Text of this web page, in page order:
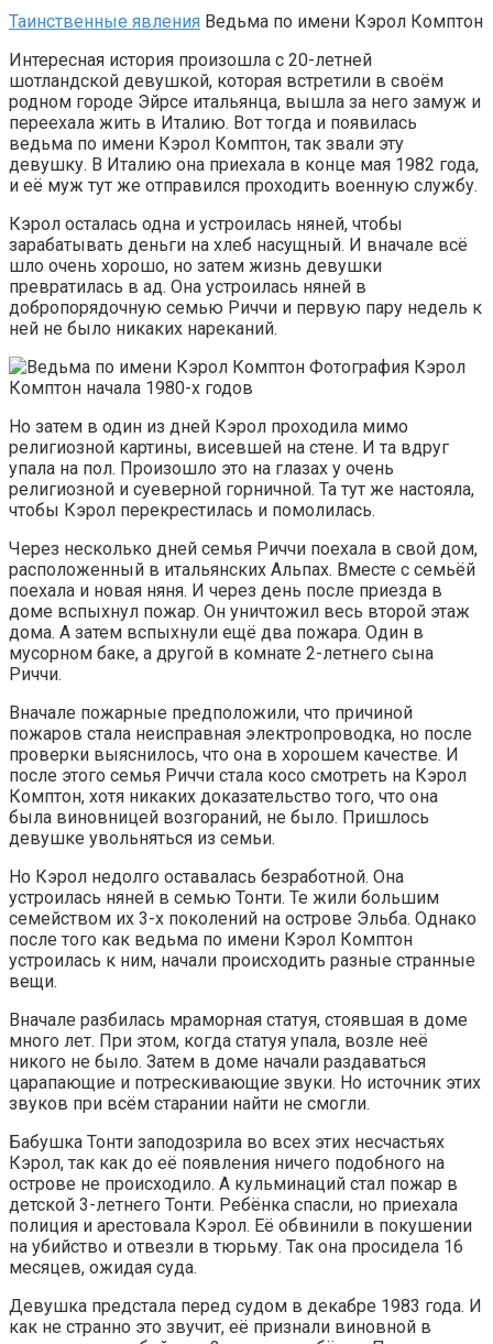
Таинственные явления Ведьма по имени Кэрол Комптон
Интересная история произошла с 20-летней
шотландской девушкой, которая встретили в своём
родном городе Эйрсе итальянца, вышла за него замуж и
переехала жить в Италию. Вот тогда и появилась
ведьма по имени Кэрол Комптон, так звали эту
девушку. В Италию она приехала в конце мая 1982 года,
и её муж тут же отправился проходить военную службу.
Кэрол осталась одна и устроилась няней, чтобы
зарабатывать деньги на хлеб насущный. И вначале всё
шло очень хорошо, но затем жизнь девушки
превратилась в ад. Она устроилась няней в
добропорядочную семью Риччи и первую пару недель к
ней не было никаких нареканий.
Фотография Кэрол
Комптон начала 1980-х годов
Но затем в один из дней Кэрол проходила мимо
религиозной картины, висевшей на стене. И та вдруг
упала на пол. Произошло это на глазах у очень
религиозной и суеверной горничной. Та тут же настояла,
чтобы Кэрол перекрестилась и помолилась.
Через несколько дней семья Риччи поехала в свой дом,
расположенный в итальянских Альпах. Вместе с семьёй
поехала и новая няня. И через день после приезда в
доме вспыхнул пожар. Он уничтожил весь второй этаж
дома. А затем вспыхнули ещё два пожара. Один в
мусорном баке, а другой в комнате 2-летнего сына
Риччи.
Вначале пожарные предположили, что причиной
пожаров стала неисправная электропроводка, но после
проверки выяснилось, что она в хорошем качестве. И
после этого семья Риччи стала косо смотреть на Кэрол
Комптон, хотя никаких доказательство того, что она
была виновницей возгораний, не было. Пришлось
девушке увольняться из семьи.
Но Кэрол недолго оставалась безработной. Она
устроилась няней в семью Тонти. Те жили большим
семейством их 3-х поколений на острове Эльба. Однако
после того как ведьма по имени Кэрол Комптон
устроилась к ним, начали происходить разные странные
вещи.
Вначале разбилась мраморная статуя, стоявшая в доме
много лет. При этом, когда статуя упала, возле неё
никого не было. Затем в доме начали раздаваться
царапающие и потрескивающие звуки. Но источник этих
звуков при всём старании найти не смогли.
Бабушка Тонти заподозрила во всех этих несчастьях
Кэрол, так как до её появления ничего подобного на
острове не происходило. А кульминаций стал пожар в
детской 3-летнего Тонти. Ребёнка спасли, но приехала
полиция и арестовала Кэрол. Её обвинили в покушении
на убийство и отвезли в тюрьму. Так она просидела 16
месяцев, ожидая суда.
Девушка предстала перед судом в декабре 1983 года. И
как не странно это звучит, её признали виновной в